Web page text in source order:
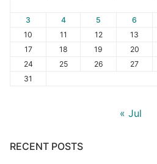
3
4 5 6
10
11 12 13
17
18 19 20
24
25 26 27
31
« Jul
RECENT POSTS